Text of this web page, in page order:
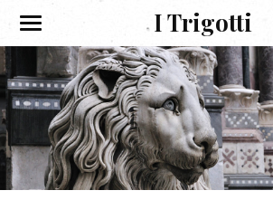
I Trigotti